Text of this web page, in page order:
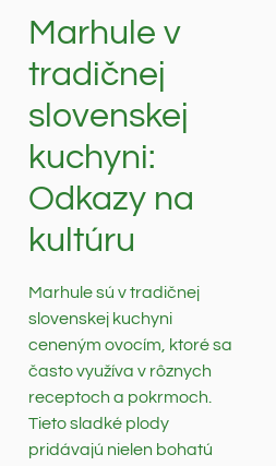
Marhule v
tradičnej
slovenskej
kuchyni:
Odkazy na
kultúru
Marhule sú v tradičnej
slovenskej kuchyni
ceneným ovocím, ktoré sa
často využíva v rôznych
receptoch a pokrmoch.
Tieto sladké plody
pridávajú nielen bohatú